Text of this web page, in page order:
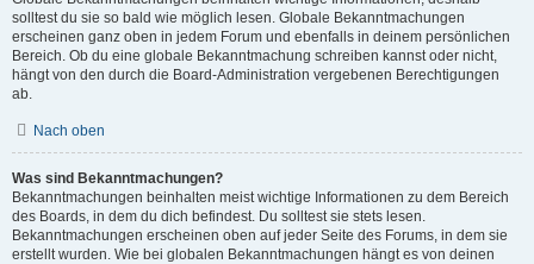
solltest du sie so bald wie möglich lesen. Globale Bekanntmachungen
erscheinen ganz oben in jedem Forum und ebenfalls in deinem persönlichen
Bereich. Ob du eine globale Bekanntmachung schreiben kannst oder nicht,
hängt von den durch die Board-Administration vergebenen Berechtigungen
ab.
Nach oben
Was sind Bekanntmachungen?
Bekanntmachungen beinhalten meist wichtige Informationen zu dem Bereich
des Boards, in dem du dich befindest. Du solltest sie stets lesen.
Bekanntmachungen erscheinen oben auf jeder Seite des Forums, in dem sie
erstellt wurden. Wie bei globalen Bekanntmachungen hängt es von deinen